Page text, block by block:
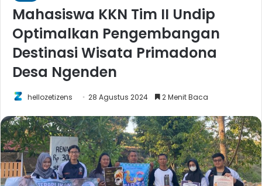
Mahasiswa KKN Tim II Undip
Optimalkan Pengembangan
Destinasi Wisata Primadona
Desa Ngenden
hellozetizens 28 Agustus 2024 2 Menit Baca